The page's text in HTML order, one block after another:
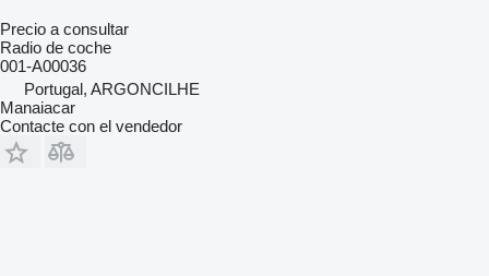
Precio a consultar
Radio de coche
001-A00036
Portugal, ARGONCILHE
Manaiacar
Contacte con el vendedor